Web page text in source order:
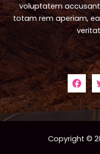
voluptatem
totam rem aperiam,
Copyright ©